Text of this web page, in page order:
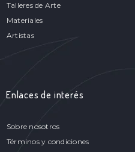
Talleres de Arte
Materiales
Artistas
Enlaces de interés
Sobre nosotros
Términos y condiciones